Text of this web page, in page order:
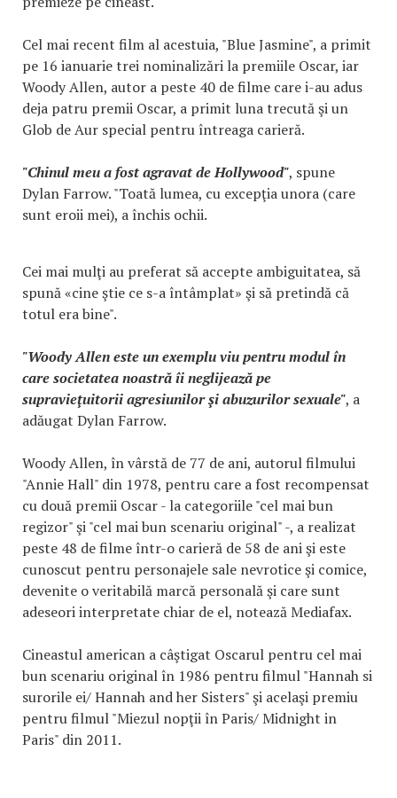
Cel mai recent film al acestuia, "Blue Jasmine", a primit
pe 16 ianuarie trei nominalizări la premiile Oscar, iar
Woody Allen, autor a peste 40 de filme care i-au adus
deja patru premii Oscar, a primit luna trecută şi un
Glob de Aur special pentru întreaga carieră.
"Chinul meu a fost agravat de Hollywood", spune
Dylan Farrow. "Toată lumea, cu excepţia unora (care
sunt eroii mei), a închis ochii.
Cei mai mulţi au preferat să accepte ambiguitatea, să
spună «cine ştie ce s-a întâmplat» şi să pretindă că
totul era bine".
"Woody Allen este un exemplu viu pentru modul în
care societatea noastră îi neglijează pe
supravieţuitorii agresiunilor şi abuzurilor sexuale", a
adăugat Dylan Farrow.
Woody Allen, în vârstă de 77 de ani, autorul filmului
"Annie Hall" din 1978, pentru care a fost recompensat
cu două premii Oscar - la categoriile "cel mai bun
regizor" şi "cel mai bun scenariu original" -, a realizat
peste 48 de filme într-o carieră de 58 de ani şi este
cunoscut pentru personajele sale nevrotice şi comice,
devenite o veritabilă marcă personală şi care sunt
adeseori interpretate chiar de el, notează Mediafax.
Cineastul american a câştigat Oscarul pentru cel mai
bun scenariu original în 1986 pentru filmul "Hannah si
surorile ei/ Hannah and her Sisters" şi acelaşi premiu
pentru filmul "Miezul nopţii în Paris/ Midnight in
Paris" din 2011.